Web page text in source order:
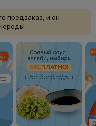
предзаказ, и он